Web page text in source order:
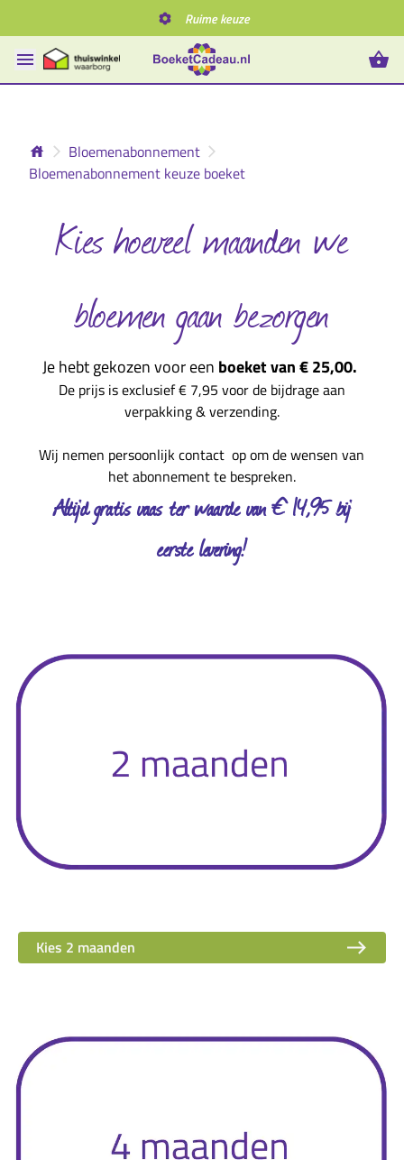
Ruime keuze
Bloemenabonnement
Bloemenabonnement keuze boeket
Kies hoeveel maanden we
bloemen gaan bezorgen
Je hebt gekozen voor een boeket van € 25,00.
De prijs is exclusief € 7,95 voor de bijdrage aan
verpakking & verzending.
Wij nemen persoonlijk contact op om de wensen van
het abonnement te bespreken.
Altijd gratis vaas ter waarde van € 14,95 bij
eerste levering!
Kies 2 maanden